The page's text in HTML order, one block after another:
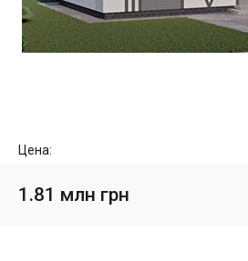
Цена:
1.81 млн грн